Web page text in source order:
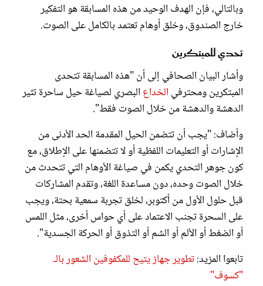
وبالتالي، فإن الهدف الوحيد من هذه المسابقة هو التفكير
خارج الصندوق، وخلق أوهام تعتمد بالكامل على الصوت.
تحدي للمبتكرين
وأشار البيان الصحافي إلى أن "هذه المسابقة تتحدى
المبتكرين ومحترفي الخداع البصري لصياغة حيل ساحرة تثير
الدهشة والدهشة من خلال الصوت فقط".
وأضاف: "يجب أن تتضمن الحيل المقدمة الحد الأدنى من
الإشارات أو التعليمات اللفظية أو لا تتضمنها على الإطلاق، مع
كون جوهر التحدي يكمن في صياغة الأوهام التي تتحدث من
خلال الصوت وحده، دون مساعدة اللغة، وتقدم المشاركات
قبل حلول الأول من أكتوبر، لخلق تجربة سمعية بحتة، ويجب
على السحرة تجنب الاعتماد على أي حواس أخرى، مثل اللمس
أو الضغط أو الألم أو الشم أو التذوق أو الحركة الجسدية".
تابعوا المزيد:تطوير جهاز يتيح للمكفوفين الشعور بالـ
"كسوف"